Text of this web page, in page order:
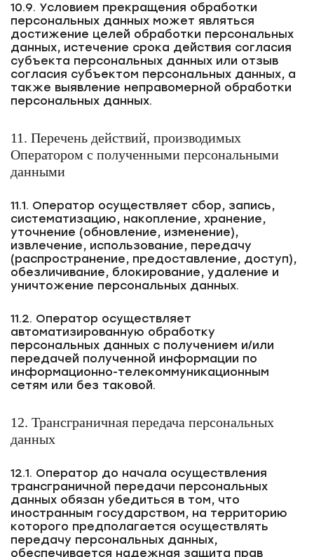
10.9. Условием прекращения обработки
персональных данных может являться
достижение целей обработки персональных
данных, истечение срока действия согласия
субъекта персональных данных или отзыв
согласия субъектом персональных данных, а
также выявление неправомерной обработки
персональных данных.
11. Перечень действий, производимых
Оператором с полученными персональными
данными
11.1. Оператор осуществляет сбор, запись,
систематизацию, накопление, хранение,
уточнение (обновление, изменение),
извлечение, использование, передачу
(распространение, предоставление, доступ),
обезличивание, блокирование, удаление и
уничтожение персональных данных.
11.2. Оператор осуществляет
автоматизированную обработку
персональных данных с получением и/или
передачей полученной информации по
информационно-телекоммуникационным
сетям или без таковой.
12. Трансграничная передача персональных
данных
12.1. Оператор до начала осуществления
трансграничной передачи персональных
данных обязан убедиться в том, что
иностранным государством, на территорию
которого предполагается осуществлять
передачу персональных данных,
обеспечивается надежная защита прав